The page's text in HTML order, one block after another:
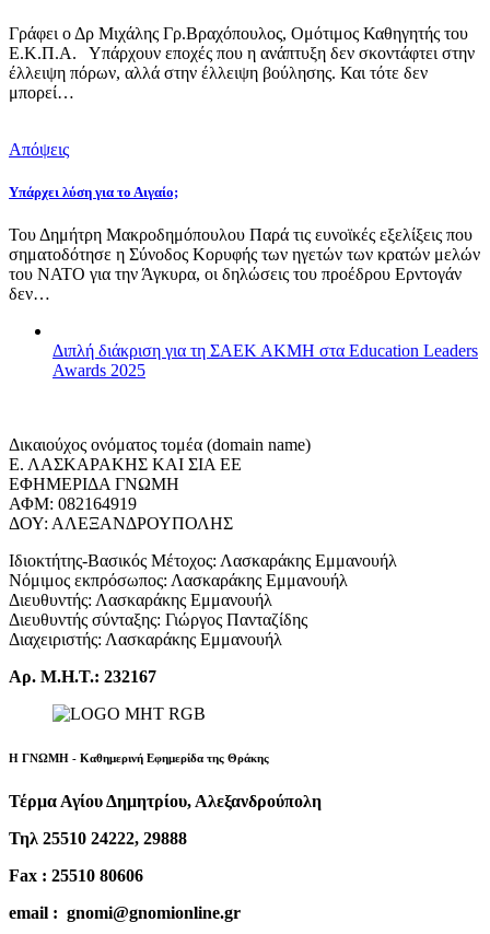
Γράφει ο Δρ Μιχάλης Γρ.Βραχόπουλος, Ομότιμος Καθηγητής του
Ε.Κ.Π.Α. Υπάρχουν εποχές που η ανάπτυξη δεν σκοντάφτει στην
έλλειψη πόρων, αλλά στην έλλειψη βούλησης. Και τότε δεν
μπορεί…
Απόψεις
Υπάρχει λύση για το Αιγαίο;
Του Δημήτρη Μακροδημόπουλου Παρά τις ευνοϊκές εξελίξεις που
σηματοδότησε η Σύνοδος Κορυφής των ηγετών των κρατών μελών
του ΝΑΤΟ για την Άγκυρα, οι δηλώσεις του προέδρου Ερντογάν
δεν…
Διπλή διάκριση για τη ΣΑΕΚ ΑΚΜΗ στα Education Leaders
Awards 2025
Δικαιούχος ονόματος τομέα (domain name)
Ε. ΛΑΣΚΑΡΑΚΗΣ ΚΑΙ ΣΙΑ ΕΕ
ΕΦΗΜΕΡΙΔΑ ΓΝΩΜΗ
ΑΦΜ: 082164919
ΔΟΥ: ΑΛΕΞΑΝΔΡΟΥΠΟΛΗΣ
Ιδιοκτήτης-Βασικός Μέτοχος: Λασκαράκης Εμμανουήλ
Νόμιμος εκπρόσωπος: Λασκαράκης Εμμανουήλ
Διευθυντής: Λασκαράκης Εμμανουήλ
Διευθυντής σύνταξης: Γιώργος Πανταζίδης
Διαχειριστής: Λασκαράκης Εμμανουήλ
Αρ. Μ.Η.Τ.: 232167
Η ΓΝΩΜΗ - Καθημερινή Εφημερίδα της Θράκης
Τέρμα Αγίου Δημητρίου, Αλεξανδρούπολη
Τηλ 25510 24222, 29888
Fax : 25510 80606
email : gnomi@gnomionline.gr